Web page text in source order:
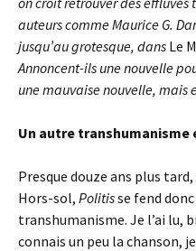
auteurs comme Maurice G.
jusqu’au grotesque, dans Le
Annoncent-ils une nouvelle
une mauvaise nouvelle, mais
Un autre transhumanisme
Presque douze ans plus
Hors-sol, Politisse fend
transhumanisme. Je l’ai lu,
connais un peu la chanson,